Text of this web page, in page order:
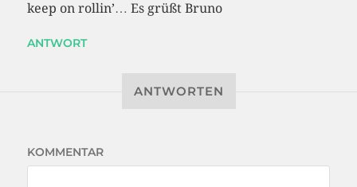
keep on rollin’… Es grüßt Bruno
ANTWORT
ANTWORTEN
KOMMENTAR